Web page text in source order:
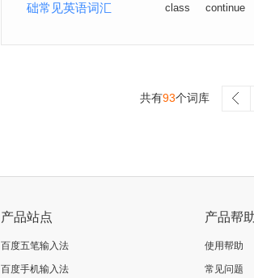
础常见英语词汇
class
continue
共有93个词库
产品站点
百度五笔输入法
百度手机输入法
产品帮
使用帮助
常见问题